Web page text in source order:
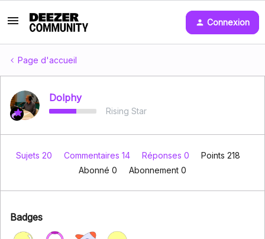
Connexion
Page d'accueil
Dolphy
Rising Star
Sujets 20 Commentaires 14 Réponses 0
Points 218
Abonné 0 Abonnement 0
Badges